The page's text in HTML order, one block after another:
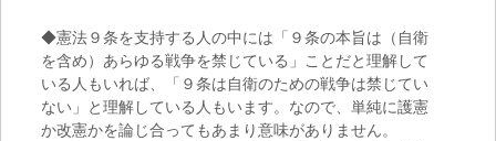
◆憲法９条を支持する人の中には「９条の本旨は（自衛
を含め）あらゆる戦争を禁じている」ことだと理解して
いる人もいれば、「９条は自衛のための戦争は禁じてい
ない」と理解している人もいます。なので、単純に護憲
か改憲かを論じ合ってもあまり意味がありません。